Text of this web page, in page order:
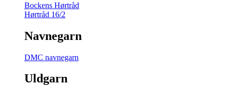
Bockens Hørtråd
Hørtråd 16/2
Navnegarn
DMC navnegarn
Uldgarn